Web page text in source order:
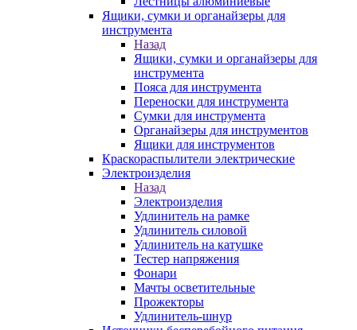
Ящики, сумки и органайзеры для
инструмента
Назад
Ящики, сумки и органайзеры для
инструмента
Пояса для инструмента
Переноски для инструмента
Сумки для инструмента
Органайзеры для инструментов
Ящики для инструментов
Краскораспылители электрические
Электроизделия
Назад
Электроизделия
Удлинитель на рамке
Удлинитель силовой
Удлинитель на катушке
Тестер напряжения
Фонари
Мачты осветительные
Прожекторы
Удлинитель-шнур